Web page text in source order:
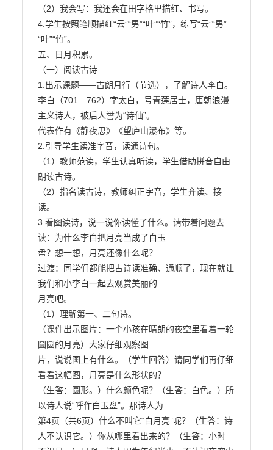
（2）我会写：我还会在田字格里描红、书写。
4.学生按照笔顺描红“云”“男”“叶”“竹”，练写“云”“男”
“叶”“竹”。
五、日月积累。
（一）阅读古诗
1.出示课题——古朗月行（节选），了解诗人李白。
李白（701—762）字太白，号青莲居士，唐朝浪漫
主义诗人，被后人誉为“诗仙”。
代表作有《静夜思》《望庐山瀑布》等。
2.引导学生读准字音，读通诗句。
（1）教师范读，学生认真听读，学生借助拼音自由
朗读古诗。
（2）指名读古诗，教师纠正字音，学生齐读、接
读。
3.看图读诗，说一说你读懂了什么。请带着问题去
读：为什么李白把月亮当成了白玉
盘？想一想，月亮还像什么呢？
过渡：同学们都能把古诗读准确、通顺了，现在就让
我们和小李白一起去观赏美丽的
月亮吧。
（1）理解第一、二句诗。
（课件出示图片：一个小孩在晴朗的夜空里看着一轮
圆圆的月亮）大家仔细观察图
片，说说图上有什么。（学生回答）请同学们再仔细
看看这幅图，月亮是什么形状的？
（生答：圆形。）什么颜色呢？（生答：白色。）所
以诗人说“呼作白玉盘”。那诗人为
第4页（共6页）什么不叫它“白月亮”呢？（生答：诗
人不认识它。）你从哪里看出来的？（生答：小时